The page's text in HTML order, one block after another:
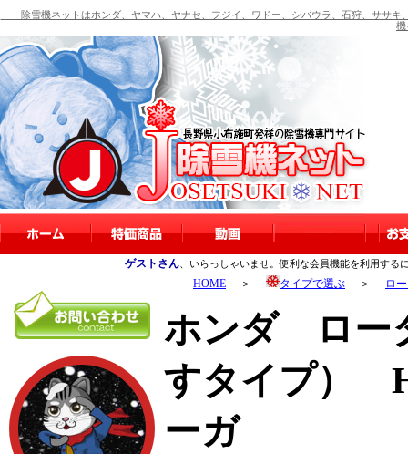
除雪機ネットはホンダ、ヤマハ、ヤナセ、フジイ、ワドー、シバウラ、石狩、ササキ
機
ゲストさん 、いらっしゃいませ。便利な会員機能を利用する
HOME ＞ タイプで選ぶ ＞ ロ
ホンダ ロー
すタイプ）
ーガ